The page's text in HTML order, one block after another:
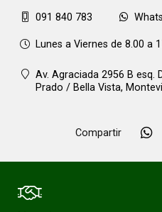
091 840 783
Lunes a Viernes de 8.00 a
Av. Agraciada 2956 B esq.
Prado / Bella Vista,
Compartir